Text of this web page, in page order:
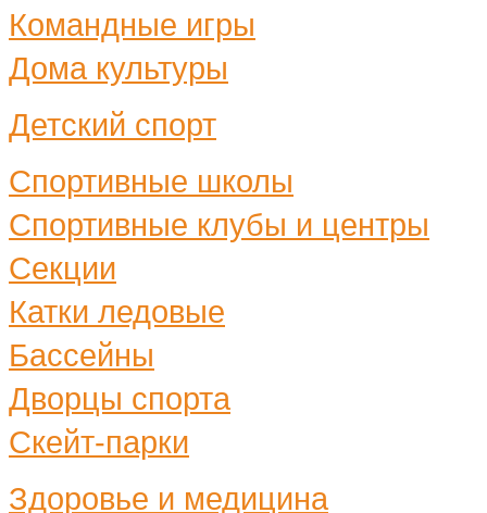
Командные игры
Дома культуры
Детский спорт
Спортивные школы
Спортивные клубы и центры
Секции
Катки ледовые
Бассейны
Дворцы спорта
Скейт-парки
Здоровье и медицина